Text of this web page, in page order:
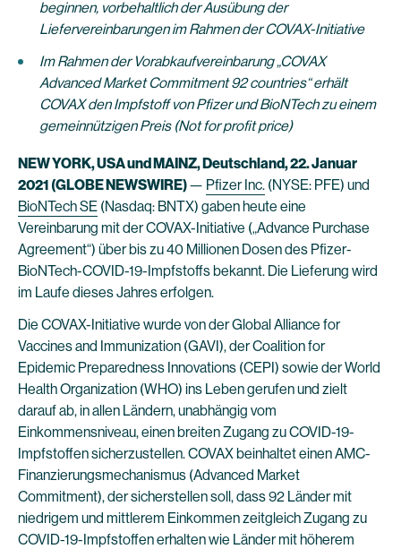
beginnen, vorbehaltlich der Ausübung der
Liefervereinbarungen im Rahmen der COVAX-Initiative
Im Rahmen der Vorabkaufvereinbarung „COVAX
Advanced Market Commitment 92 countries“ erhält
COVAX den Impfstoff von Pfizer und BioNTech zu einem
gemeinnützigen Preis (Not for profit price)
NEW YORK, USA und MAINZ, Deutschland, 22. Januar
2021 (GLOBE NEWSWIRE)— Pfizer Inc. (NYSE: PFE) und
BioNTech SE (Nasdaq: BNTX) gaben heute eine
Vereinbarung mit der COVAX-Initiative („Advance Purchase
Agreement“) über bis zu 40 Millionen Dosen des Pfizer-
BioNTech-COVID-19-Impfstoffs bekannt. Die Lieferung wird
im Laufe dieses Jahres erfolgen.
Die COVAX-Initiative wurde von der Global Alliance for
Vaccines and Immunization (GAVI), der Coalition for
Epidemic Preparedness Innovations (CEPI) sowie der World
Health Organization (WHO) ins Leben gerufen und zielt
darauf ab, in allen Ländern, unabhängig vom
Einkommensniveau, einen breiten Zugang zu COVID-19-
Impfstoffen sicherzustellen. COVAX beinhaltet einen AMC-
Finanzierungsmechanismus (Advanced Market
Commitment), der sicherstellen soll, dass 92 Länder mit
niedrigem und mittlerem Einkommen zeitgleich Zugang zu
COVID-19-Impfstoffen erhalten wie Länder mit höherem